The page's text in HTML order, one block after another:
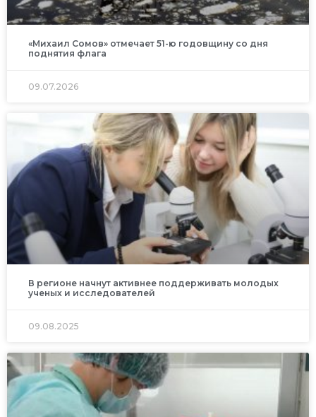
«Михаил Сомов» отмечает 51-ю годовщину со дня
поднятия флага
09.07.2026
В регионе начнут активнее поддерживать молодых
ученых и исследователей
09.08.2025